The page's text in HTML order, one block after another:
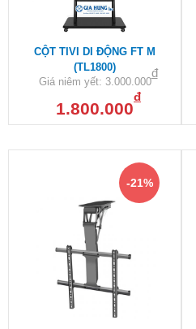
CỘT TIVI DI ĐỘNG FT M
(TL1800)
Giá niêm yết: 3.000.000
đ
1.800.000
đ
-21%